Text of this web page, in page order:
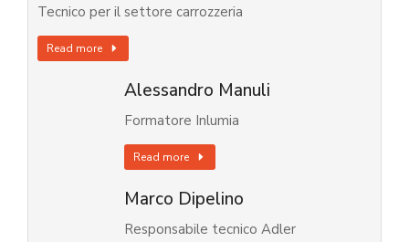
Tecnico per il settore carrozzeria
Read more
Alessandro Manuli
Formatore Inlumia
Read more
Marco Dipelino
Responsabile tecnico Adler